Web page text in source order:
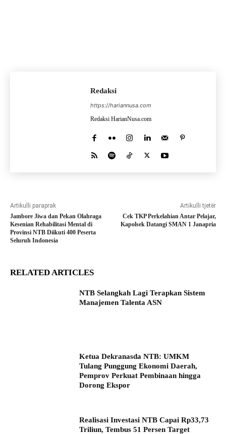
Redaksi
https://hariannusa.com
Redaksi HarianNusa.com
Artikulli paraprak
Jambore Jiwa dan Pekan Olahraga
Kesenian Rehabilitasi Mental di
Provinsi NTB Diikuti 400 Peserta
Seluruh Indonesia
Artikulli tjetër
Cek TKP Perkelahian Antar Pelajar,
Kapolsek Datangi SMAN 1 Janapria
RELATED ARTICLES
NTB Selangkah Lagi Terapkan Sistem
Manajemen Talenta ASN
Ketua Dekranasda NTB: UMKM
Tulang Punggung Ekonomi Daerah,
Pemprov Perkuat Pembinaan hingga
Dorong Ekspor
Realisasi Investasi NTB Capai Rp33,73
Triliun, Tembus 51 Persen Target